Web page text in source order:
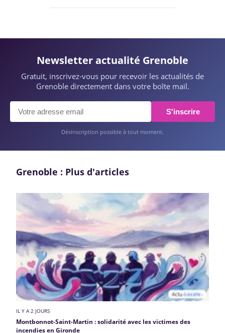
Newsletter actualité Grenoble
Gratuit, inscrivez-vous pour recevoir les actualités de
Grenoble directement dans votre boîte mail.
S'inscrire
Désinscription possible à tout moment.
Grenoble : Plus d'articles
IL Y A 2 JOURS
Montbonnot-Saint-Martin : solidarité avec les victimes des
incendies en Gironde